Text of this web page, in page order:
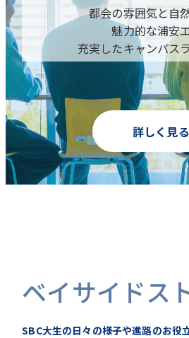
都会の雰囲気と自
魅力的な浦安
充実したキャンパス
詳しく見る
ベイサイドス
SBC大生の日々の様子や進路のお役